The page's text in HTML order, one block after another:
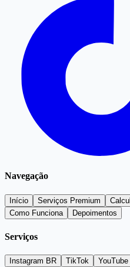
Navegação
Início Serviços Premium
Como Funciona
Depoimentos
Serviços
Instagram BR TikTok YouTube